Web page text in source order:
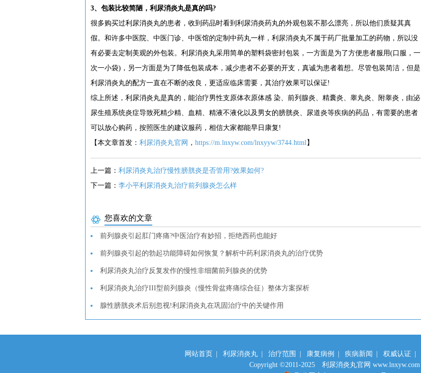
3、包装比较简陋，利尿消炎丸是真的吗?
很多购买过利尿消炎丸的患者，收到药品时看到利尿消炎药丸的外观包装不那么漂亮，所以他们质疑其真
假。和许多中医院、中医门诊、中医馆的定制中药丸一样，利尿消炎丸不属于药厂批量加工的药物，所以没
有必要去定制美观的外包装。利尿消炎丸采用简单的塑料袋密封包装，一方面是为了方便患者服用(口服，一
次一小袋)，另一方面是为了降低包装成本，减少患者不必要的开支，真诚为患者着想。尽管包装简洁，但是
利尿消炎丸的配方一直在不断的改良，更适应临床需要，其治疗效果可以保证!
综上所述，利尿消炎丸是真的，能治疗男性支原体衣原体感 染、前列腺炎、精囊炎、睾丸炎、附睾炎，由泌
尿生殖系统炎症导致死精少精、血精、精液不液化以及男女的膀胱炎、尿道炎等疾病的药品，有需要的患者
可以放心购药，按照医生的建议服药，相信大家都能早日康复!
【本文章首发： 利尿消炎丸官网 ， https://m.lnxyw.com/lnxyyw/3744.html】
上一篇： 利尿消炎丸治疗慢性膀胱炎是否管用?效果如何?
下一篇： 李小平利尿消炎丸治疗前列腺炎怎么样
您喜欢的文章
前列腺炎引起肛门疼痛?中医治疗有妙招，拒绝西药也能好
前列腺炎引起的勃起功能障碍如何恢复？解析中药利尿消炎丸的治疗优势
利尿消炎丸治疗反复发作的慢性非细菌前列腺炎的优势
利尿消炎丸治疗III型前列腺炎（慢性骨盆疼痛综合征）整体方案探析
腺性膀胱炎术后别忽视!利尿消炎丸在巩固治疗中的关键作用
网站首页 利尿消炎丸 治疗范围 康复病例 疾病新闻 权威认证
Copyright ©2011-2025 利尿消炎丸官网 www.lnxyw.com